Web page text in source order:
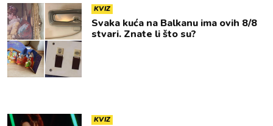
KVIZ
Svaka kuća na Balkanu ima ovih 8/8
stvari. Znate li što su?
KVIZ